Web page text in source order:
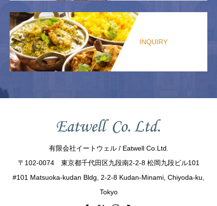
INQUIRY
有限会社イートウェル / Eatwell Co.Ltd.
〒102-0074 東京都千代田区九段南2-2-8 松岡九段ビル101
#101 Matsuoka-kudan Bldg, 2-2-8 Kudan-Minami, Chiyoda-ku,
Tokyo